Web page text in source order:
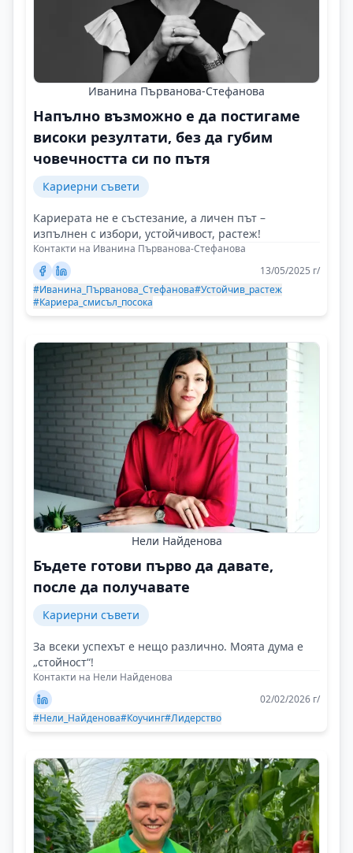
Иванина Първанова-Стефанова
Напълно възможно е да постигаме
високи резултати, без да губим
човечността си по пътя
Кариерни съвети
Кариерата не е състезание, а личен път –
изпълнен с избори, устойчивост, растеж!
Контакти на Иванина Първанова-Стефанова
13/05/2025 г/
#Иванина_Първанова_Стефанова#Устойчив_растеж
#Кариера_смисъл_посока
Нели Найденова
Бъдете готови първо да давате,
после да получавате
Кариерни съвети
За всеки успехът е нещо различно. Моята дума е
„стойност“!
Контакти на Нели Найденова
02/02/2026 г/
#Нели_Найденова#Коучинг#Лидерство